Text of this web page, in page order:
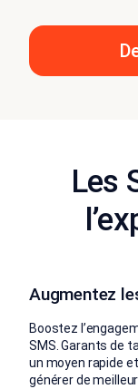
Les
Augmentez
Boostez
SMS. Garants de
un moyen rapide
générer de